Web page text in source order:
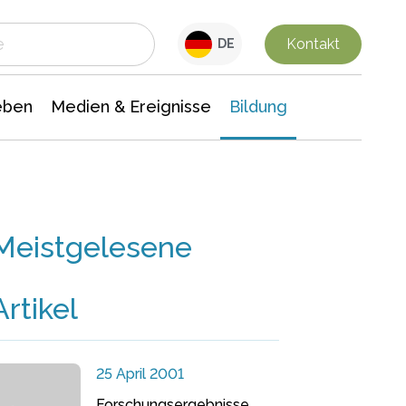
DE Kontakt
Medien & Ereignisse Bildung
25 April 2001